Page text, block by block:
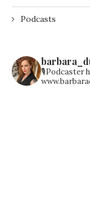
Podcasts
🎙️Podcaster